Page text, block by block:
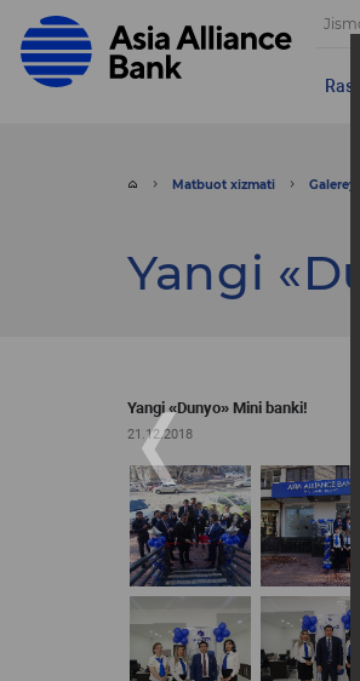
Matbuot xizmati Galereya
Yangi
Yangi «Dunyo» Mini banki!
21.12.2018